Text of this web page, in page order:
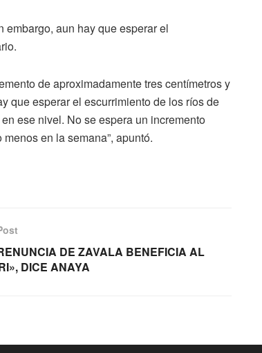
embargo, aun hay que esperar el
de aproximadamente tres centímetros y
que esperar el escurrimiento de los ríos de
ese nivel. No se espera un incremento
en la semana”, apuntó.
DE ZAVALA BENEFICIA AL
DICE ANAYA